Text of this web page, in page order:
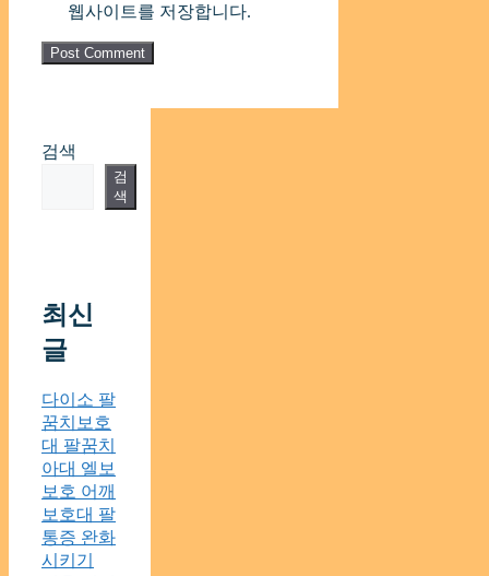
웹사이트를 저장합니다.
검색
검
색
최신
글
다이소 팔
꿈치보호
대 팔꿈치
아대 엘보
보호 어깨
보호대 팔
통증 완화
시키기